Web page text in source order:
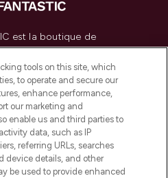
est la boutique de
en Europe,
produits de soins
et de maquillage
prestigieuses.
en ligne ou via
la livraison offerte dès
d'achat.
aux cookies
tools on this site, which
to operate and secure our
enhance performance,
our marketing and
enable us and third parties to
data, such as IP
referring URLs, searches
device details, and other
be used to provide enhanced